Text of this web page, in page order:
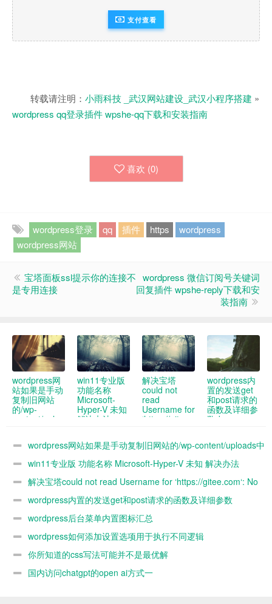
支付查看
转载请注明： 小雨科技 _武汉网站建设_武汉小程序搭建 »
wordpress qq登录插件 wpshe-qq下载和安装指南
喜欢 (0)
wordpress登录 qq 插件 https
wordpress
wordpress网站
宝塔面板ssl提示你的连接不
是专用连接
wordpress 微信订阅号关键词
回复插件 wpshe-reply下载和安
装指南
wordpress网
站如果是手动
复制旧网站
的/wp-
content/uploads
媒体库没办法
看到 怎么解
决
win11专业版
功能名称
Microsoft-
Hyper-V 未知
解决办法
解决宝塔
could not
read
Username for
‘https://gitee.com‘:
device or
address“报错
wordpress内
置的发送get
和post请求的
函数及详细参
数demo
wordpress网站如果是手动复制旧网站的/wp-content/uploads中
的图片到新网站 新网站媒体库没办法看到 怎么解决
win11专业版 功能名称 Microsoft-Hyper-V 未知 解决办法
解决宝塔could not read Username for ‘https://gitee.com‘: No
such device or address“报错
wordpress内置的发送get和post请求的函数及详细参数
demowordpress后台菜单内置图标汇总
wordpress如何添加设置选项用于执行不同逻辑
你所知道的css写法可能并不是最优解
国内访问chatgpt的open ai方式一